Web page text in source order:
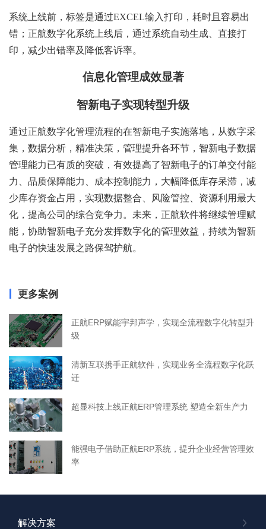
系统上线前，标签是通过EXCEL输入打印，耗时且容易出
错；正航数字化系统上线后，通过系统自动生成、直接打
印，减少出错率及降低客诉率。
信息化管理成效显著
智新电子实现转型升级
通过正航数字化管理流程的在智新电子实施落地，从数字采
集，数据分析，精准决策，管理提升各环节，智新电子数据
管理能力已有质的突破，有效提高了智新电子的订单交付能
力、品质保障能力、成本控制能力，大幅降低库存呆滞，减
少库存资金占用，实现数据整合、风险管控、资源利用最大
化，提高公司的综合竞争力。未来，正航软件将继续管理赋
能，协助智新电子充分发挥数字化的管理效益，持续为智新
电子的快速发展之路保驾护航。
更多案例
正航ERP赋能宇邦声学，实现全流程数字化转型升
级
清新互联携手正航软件，实现业务全流程数字化跃
迁
超显科技上线正航ERP管理系统 塑造全新生产力
能强电子借助正航ERP系统，提升企业经营管理效
率
解决方案